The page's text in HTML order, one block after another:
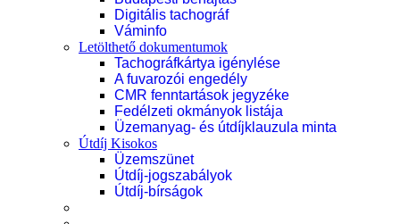
Digitális tachográf
Váminfo
Letölthető dokumentumok
Tachográfkártya igénylése
A fuvarozói engedély
CMR fenntartások jegyzéke
Fedélzeti okmányok listája
Üzemanyag- és útdíjklauzula minta
Útdíj Kisokos
Üzemszünet
Útdíj-jogszabályok
Útdíj-bírságok